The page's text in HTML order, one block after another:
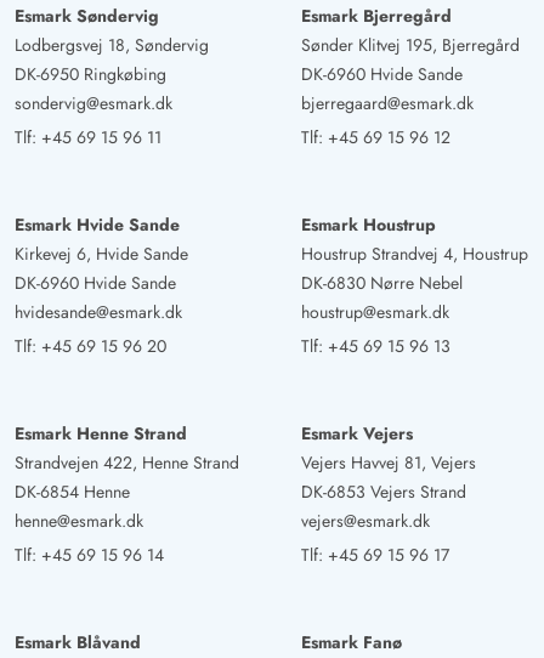
Esmark Søndervig
Lodbergsvej 18, Søndervig
DK-6950 Ringkøbing
sondervig@esmark.dk
Tlf: +45 69 15 96 11
Esmark Bjerregård
Sønder Klitvej 195, Bjerregård
DK-6960 Hvide Sande
bjerregaard@esmark.dk
Tlf: +45 69 15 96 12
Esmark Hvide Sande
Kirkevej 6, Hvide Sande
DK-6960 Hvide Sande
hvidesande@esmark.dk
Tlf: +45 69 15 96 20
Esmark Houstrup
Houstrup Strandvej 4, Houstrup
DK-6830 Nørre Nebel
houstrup@esmark.dk
Tlf: +45 69 15 96 13
Esmark Henne Strand
Strandvejen 422, Henne Strand
DK-6854 Henne
henne@esmark.dk
Tlf: +45 69 15 96 14
Esmark Vejers
Vejers Havvej 81, Vejers
DK-6853 Vejers Strand
vejers@esmark.dk
Tlf: +45 69 15 96 17
Esmark Blåvand
Esmark Fanø